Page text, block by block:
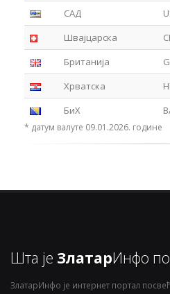
САД
Швајцарска
Британија
Хрватска
БиХ
* датум валуте 09.01.2026. године
Шта је ЗлатарИнфо
ЗлатарИнфо је интернет портал